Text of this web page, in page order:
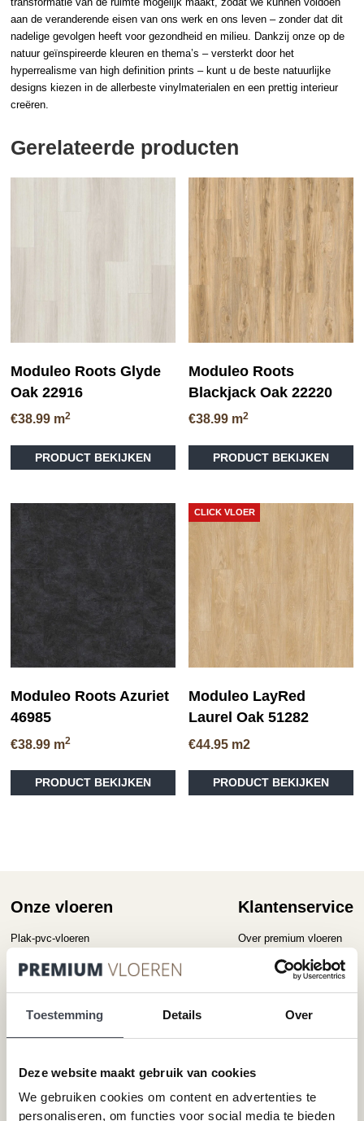
Toestemming Details Over
Deze website maakt gebruik van cookies
We gebruiken cookies om content en advertenties te
personaliseren, om functies voor social media te bieden
aan de veranderende eisen van ons werk en ons leven – zonder dat dit
nadelige gevolgen heeft voor gezondheid en milieu. Dankzij onze op de
natuur geïnspireerde kleuren en thema’s – versterkt door het
hyperrealisme van high definition prints – kunt u de beste natuurlijke
designs kiezen in de allerbeste vinylmaterialen en een prettig interieur
creëren.
Gerelateerde producten
Moduleo Roots Glyde
Oak 22916
€38.99 m2
PRODUCT BEKIJKEN
variaties.
productpagina
Moduleo Roots
Blackjack Oak 22220
€38.99 m2
PRODUCT BEKIJKEN
Moduleo Roots Azuriet
46985
€38.99 m2
PRODUCT BEKIJKEN
productpagina
CLICK VLOER
Moduleo LayRed
Laurel Oak 51282
€44.95 m2
PRODUCT BEKIJKEN
Onze vloeren
Plak-pvc-vloeren
Visgraat PVC vloeren
Hongaarse punt PVC vloeren
Betonlook PVC vloeren
Steenlook PVC vloeren
Klantenservice
Over premium vloeren
Gratis kleurstalen
Cookiebeleid